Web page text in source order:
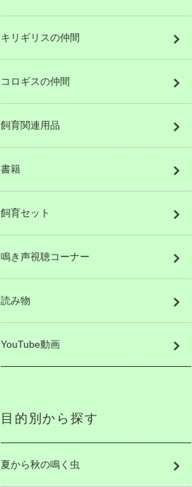
キリギリスの仲間
コロギスの仲間
飼育関連用品
書籍
飼育セット
鳴き声視聴コーナー
読み物
YouTube動画
目的別から探す
夏から秋の鳴く虫